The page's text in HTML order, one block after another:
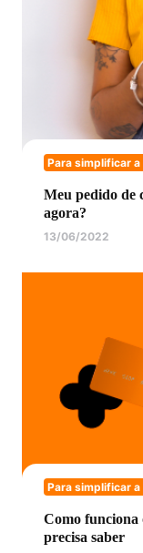
Para simplificar a
Meu pedido de
agora?
13/06/2022
Para simplificar a
Como funciona
precisa saber